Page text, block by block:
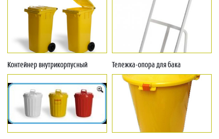
Контейнер внутрикорпусный Тележка-опора для бака